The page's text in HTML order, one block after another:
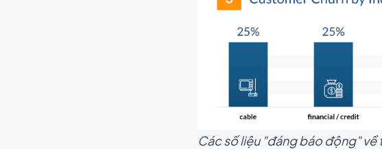
Các số liệu "đáng báo động" về